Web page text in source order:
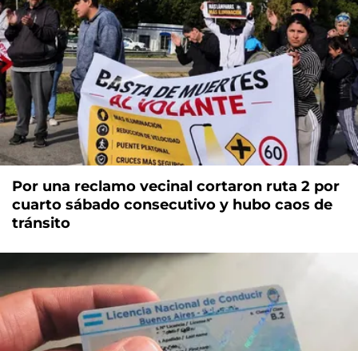
Por una reclamo vecinal cortaron ruta 2 por
cuarto sábado consecutivo y hubo caos de
tránsito